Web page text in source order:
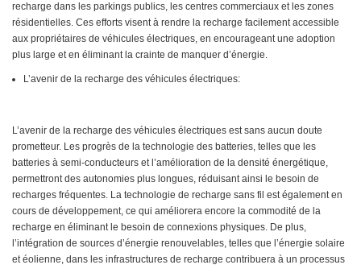
recharge dans les parkings publics, les centres commerciaux et les zones
résidentielles. Ces efforts visent à rendre la recharge facilement accessible
aux propriétaires de véhicules électriques, en encourageant une adoption
plus large et en éliminant la crainte de manquer d’énergie.
L’avenir de la recharge des véhicules électriques:
L’avenir de la recharge des véhicules électriques est sans aucun doute
prometteur. Les progrès de la technologie des batteries, telles que les
batteries à semi-conducteurs et l’amélioration de la densité énergétique,
permettront des autonomies plus longues, réduisant ainsi le besoin de
recharges fréquentes. La technologie de recharge sans fil est également en
cours de développement, ce qui améliorera encore la commodité de la
recharge en éliminant le besoin de connexions physiques. De plus,
l’intégration de sources d’énergie renouvelables, telles que l’énergie solaire
et éolienne, dans les infrastructures de recharge contribuera à un processus